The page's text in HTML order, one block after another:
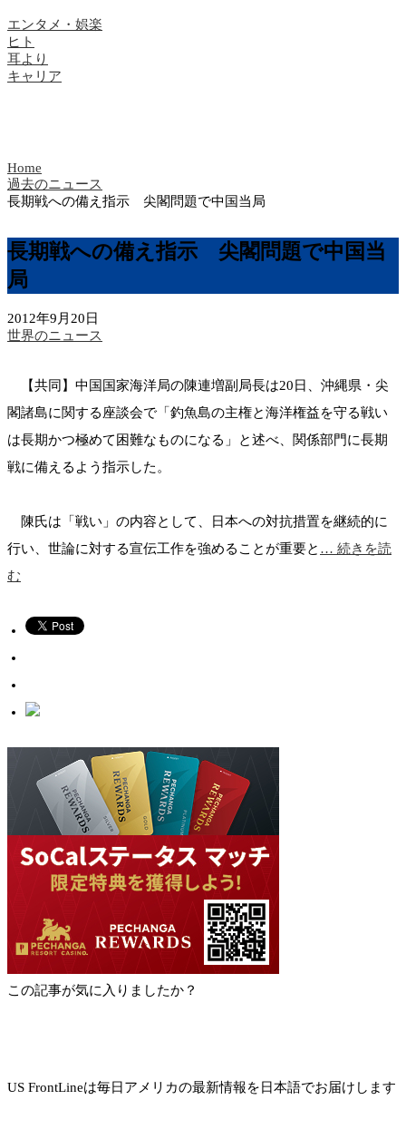
エンタメ・娯楽
ヒト
耳より
キャリア
Home
過去のニュース
長期戦への備え指示 尖閣問題で中国当局
長期戦への備え指示 尖閣問題で中国当
局
2012年9月20日
世界のニュース
【共同】中国国家海洋局の陳連増副局長は20日、沖縄県・尖
閣諸島に関する座談会で「釣魚島の主権と海洋権益を守る戦い
は長期かつ極めて困難なものになる」と述べ、関係部門に長期
戦に備えるよう指示した。
陳氏は「戦い」の内容として、日本への対抗措置を継続的に
行い、世論に対する宣伝工作を強めることが重要と … 続きを読
む
この記事が気に入りましたか？
US FrontLineは毎日アメリカの最新情報を日本語でお届けします